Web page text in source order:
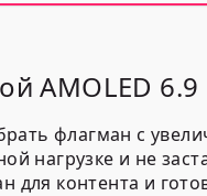
AMOLED
флагман с
нагрузке и не
контента и